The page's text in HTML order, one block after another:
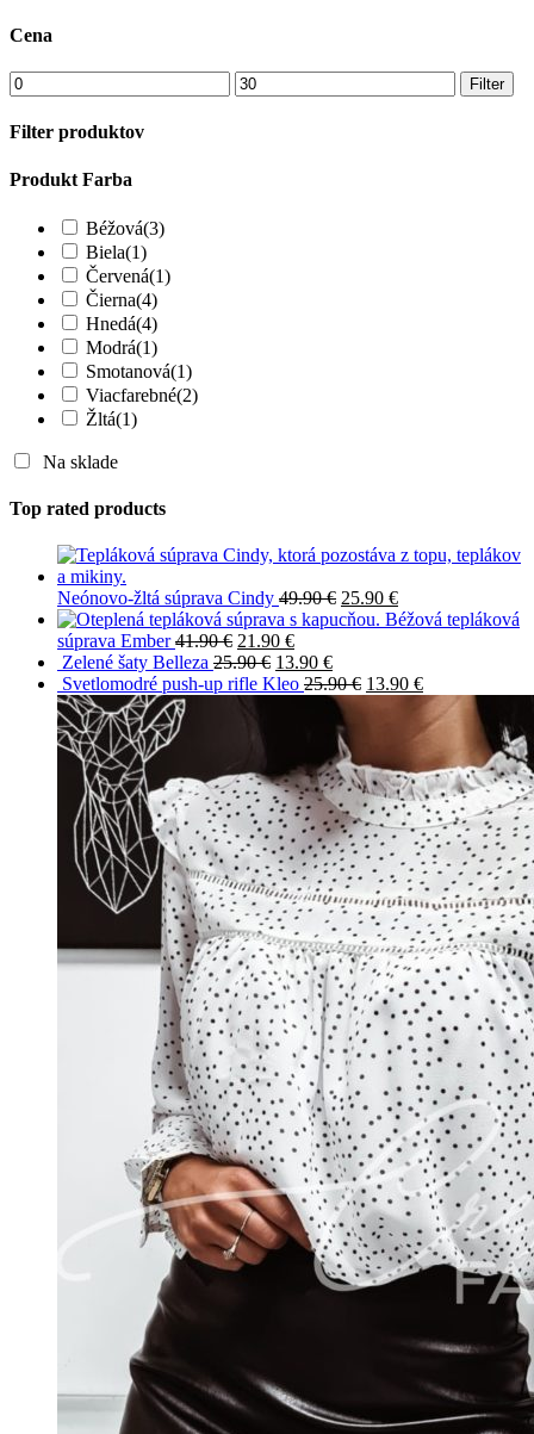
Cena
Filter
Filter produktov
Produkt Farba
Béžová(3)
Biela(1)
Červená(1)
Čierna(4)
Hnedá(4)
Modrá(1)
Smotanová(1)
Viacfarebné(2)
Žltá(1)
Na sklade
Top rated products
Neónovo-žltá súprava Cindy 49.90€ 25.90 €
Béžová tepláková
súprava Ember 41.90€ 21.90 €
Zelené šaty Belleza 25.90€ 13.90 €
Svetlomodré push-up rifle Kleo 25.90€ 13.90 €